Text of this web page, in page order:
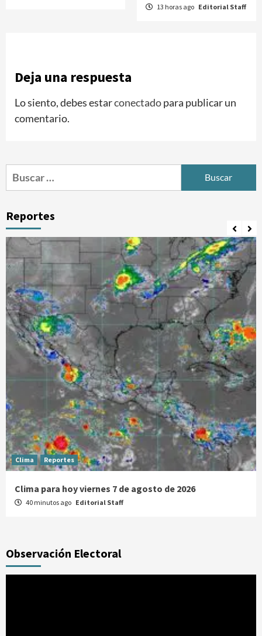
13 horas ago Editorial Staff
Deja una respuesta
Lo siento, debes estarconectadopara publicar un
comentario.
Buscar:
Reportes
Clima Reportes
Clima para hoy viernes 7 de agosto de 2026
40 minutos ago Editorial Staff
Observación Electoral